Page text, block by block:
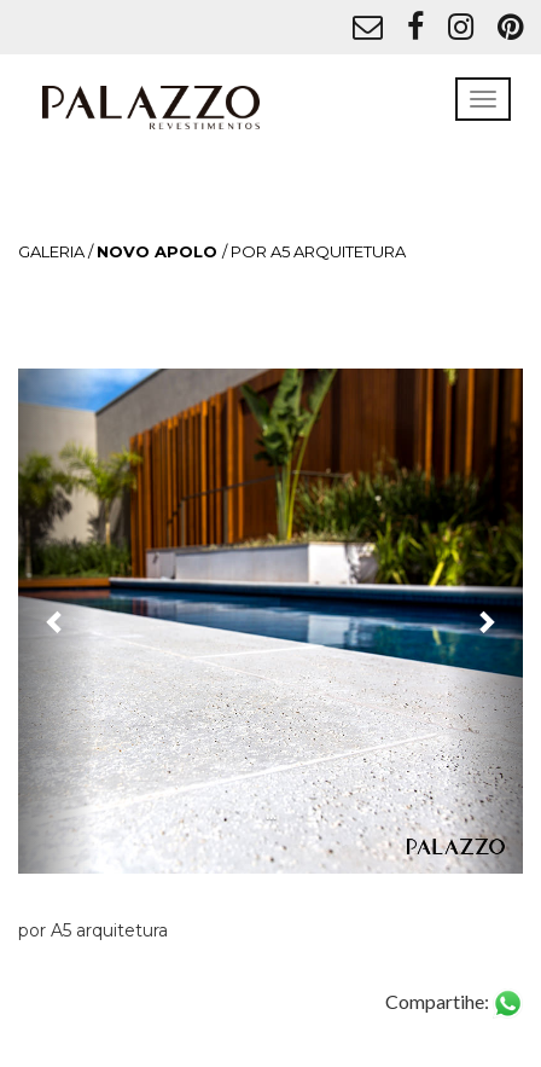
GALERIA /NOVO APOLO / POR A5 ARQUITETURA
...
Previous
por A5 arquitetura
Compartihe: